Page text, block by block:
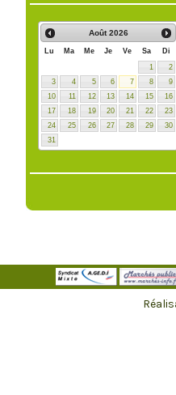
Août 2026
Lu Ma Me Je Ve Sa
Di
1
2
3
4 5 6 7 8
9
10
11 12 13 14 15
16
17
18 19 20 21 22
23
24
25 26 27 28 29
30
31